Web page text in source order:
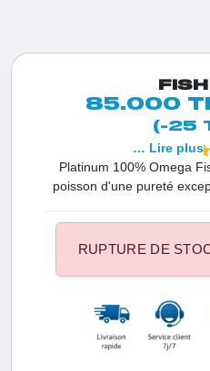
85.000
(-25
Platinum 100% Omega
poisson d'une pureté
l'acide
eicosapentaénoïque
favoriser la combustion
soutenir le
… Lire plus
RUPTURE DE